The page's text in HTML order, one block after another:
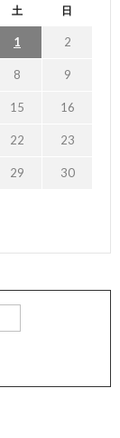
土 日
1 2
8 9
15 16
22 23
29 30